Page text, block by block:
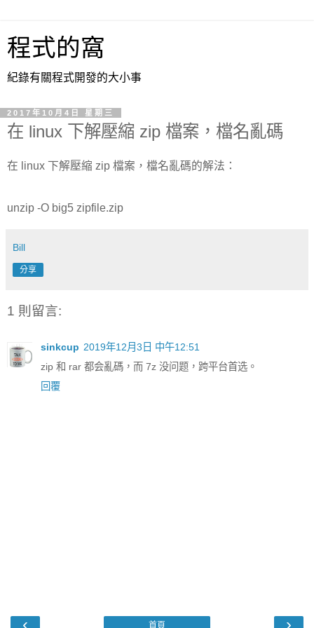
程式的窩
紀錄有關程式開發的大小事
2017年10月4日 星期三
在 linux 下解壓縮 zip 檔案，檔名亂碼
在 linux 下解壓縮 zip 檔案，檔名亂碼的解法：
unzip -O big5 zipfile.zip
Bill
分享
1 則留言:
sinkcup 2019年12月3日 中午12:51
zip 和 rar 都会亂碼，而 7z 没问题，跨平台首选。
回覆
‹ ›
首頁